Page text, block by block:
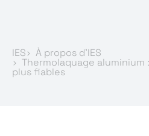
IES À propos d’IES
Thermolaquage
plus fiables